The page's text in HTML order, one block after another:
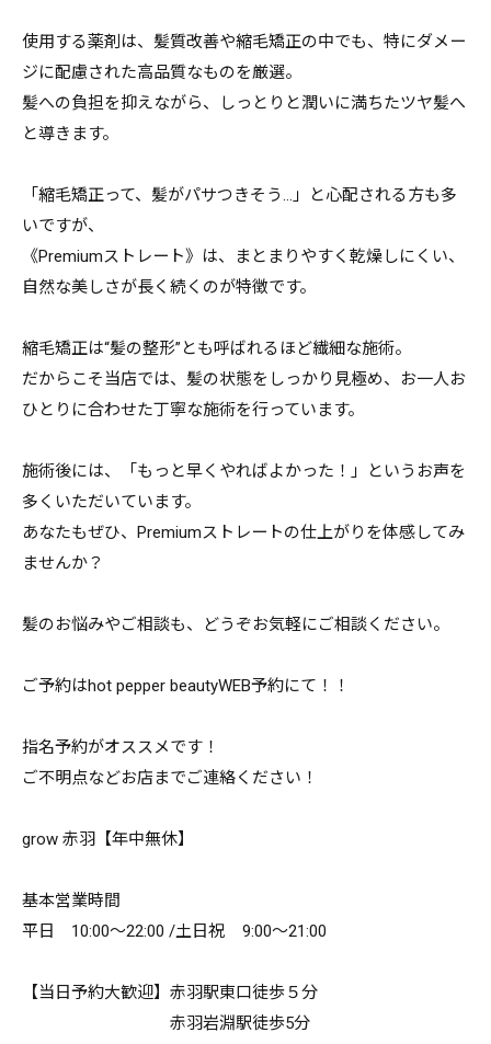
使用する薬剤は、髪質改善や縮毛矯正の中でも、特にダメー
ジに配慮された高品質なものを厳選。
髪への負担を抑えながら、しっとりと潤いに満ちたツヤ髪へ
と導きます。
「縮毛矯正って、髪がパサつきそう…」と心配される方も多
いですが、
《Premiumストレート》は、まとまりやすく乾燥しにくい、
自然な美しさが長く続くのが特徴です。
縮毛矯正は“髪の整形”とも呼ばれるほど繊細な施術。
だからこそ当店では、髪の状態をしっかり見極め、お一人お
ひとりに合わせた丁寧な施術を行っています。
施術後には、「もっと早くやればよかった！」というお声を
多くいただいています。
あなたもぜひ、Premiumストレートの仕上がりを体感してみ
ませんか？
髪のお悩みやご相談も、どうぞお気軽にご相談ください。
ご予約はhot pepper beautyWEB予約にて！！
指名予約がオススメです！
ご不明点などお店までご連絡ください！
grow 赤羽【年中無休】
基本営業時間
平日 10:00～22:00 /土日祝 9:00～21:00
【当日予約大歓迎】赤羽駅東口徒歩５分
赤羽岩淵駅徒歩5分